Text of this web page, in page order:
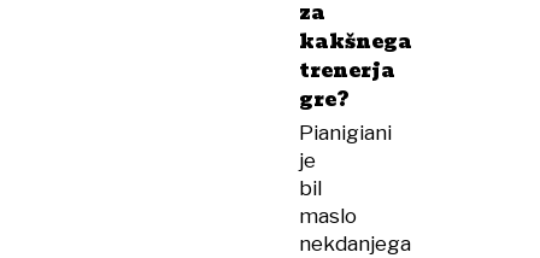
za
kakšnega
trenerja
gre?
Pianigiani
je
bil
maslo
nekdanjega